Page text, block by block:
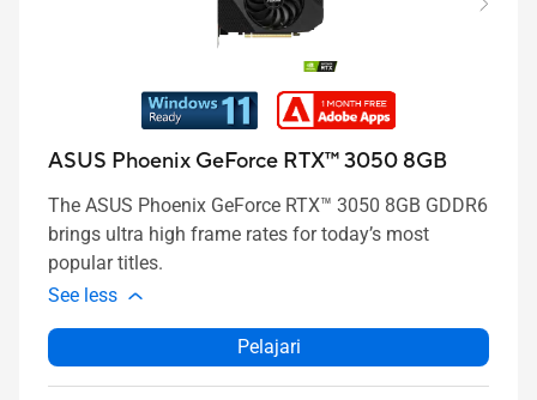
ASUS Phoenix GeForce RTX™ 3050 8GB
The ASUS Phoenix GeForce RTX™ 3050 8GB GDDR6
brings ultra high frame rates for today’s most
popular titles.
See less
Pelajari